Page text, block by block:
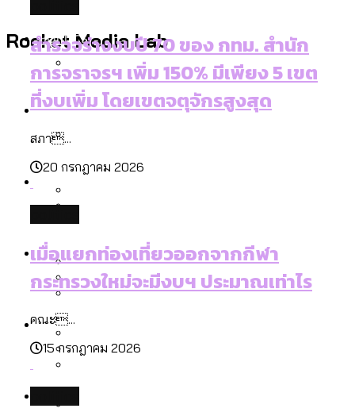
Rocket Media Lab
Politics
สำรวจร่างงบปี 70 ของ กทม. สำนักการ
โดยเขตจตุจักรสูงสุด
เมื่อแยกท่องเที่ยวออกจากกีฬา กระทรวง
ใหม่จะมีงบฯ ประมาณเท่าไร
สมุดจดการบ้าน ส.ก. 2569 : แต่ละเขตมี
ปัญหาอะไรที่ ส.ก. ต้องทำการบ้าน
Environment
สำรวจเหตุไฟไหม้ในกรุงเทพฯ ส่วนใหญ่มา
ลัดวงจรมากที่สุด
สวนสาธารณะและพื้นที่สีเขียวใน กทม. เพิ่ม
ขึ้นและเข้าถึงได้มากน้อยแค่ไหน
ขยะมูลฝอย 2568 [ข้อมูลดิบ]
Culture
โลกใบเดียว สิทธิไม่เท่ากัน: กฎหมายการ
รับรองเพศของ Transgender ทั่วโลก
ประเทศไหนทำได้บ้าง?
วิดีโอ AI ในช่วงความขัดแย้งไทย-กัมพูชา
Economy
งบคาบเกี่ยวในยุคชัชชาติ มีอะไร ใช้งบแค่
ไหน
Future
สังคมผู้สูงอายุไทย [ข้อมูลดิบ]
Database
สำรวจร่างงบปี 70 ของ กทม. สำนัก
การจราจรฯ เพิ่ม 150% มีเพียง 5 เขต
ที่งบเพิ่ม โดยเขตจตุจักรสูงสุด
สภา...
20 กรกฎาคม 2026
เมื่อแยกท่องเที่ยวออกจากกีฬา
กระทรวงใหม่จะมีงบฯ ประมาณเท่าไร
คณะ...
15 กรกฎาคม 2026